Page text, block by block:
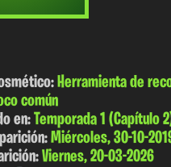
Herramienta de
común
en:Temporada 1 (Capítulo
Miércoles, 30-10-
Viernes, 20-03-2026